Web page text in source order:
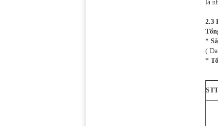
là
2.3
*
(
*
STT